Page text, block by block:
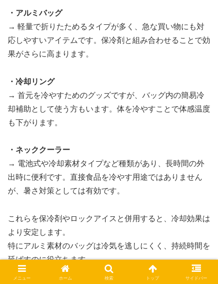
・アルミバッグ
→ 軽量で折りたためるタイプが多く、急な買い物にも対
応しやすいアイテムです。保冷剤と組み合わせることで効
果がさらに高まります。
・冷却リング
→ 首元を冷やすためのグッズですが、バッグ内の簡易冷
却補助として使う方もいます。体を冷やすことで体感温度
も下がります。
・ネッククーラー
→ 電池式や冷却素材タイプなど種類があり、長時間の外
出時に便利です。直接食品を冷やす用途ではありません
が、暑さ対策としては有効です。
これらを保冷剤やロックアイスと併用すると、冷却効果は
より安定します。
特にアルミ素材のバッグは冷気を逃しにくく、持続時間を
延ばすのに役立ちます。
メニュー ホーム 検索 トップ サイドバー